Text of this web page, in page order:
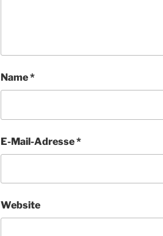
Name*
E-Mail-Adresse*
Website